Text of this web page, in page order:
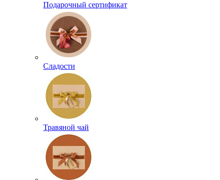
Подарочный сертификат
Сладости
Травяной чай